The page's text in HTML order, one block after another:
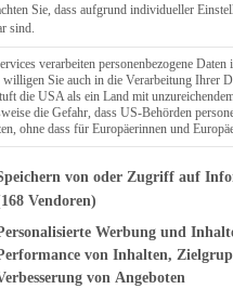
ZIMTLIEBE
Sie, dass aufgrund individueller
sind.
verarbeiten personenbezogene
willigen Sie auch in die Verarbeitung Ihrer
die USA als ein Land mit
die Gefahr, dass US-Behörden
ohne dass für Europäerinnen und
finden Sie eine Liste der
von oder Zugriff auf
Vendoren)
Werbung und
von Inhalten,
von Angeboten